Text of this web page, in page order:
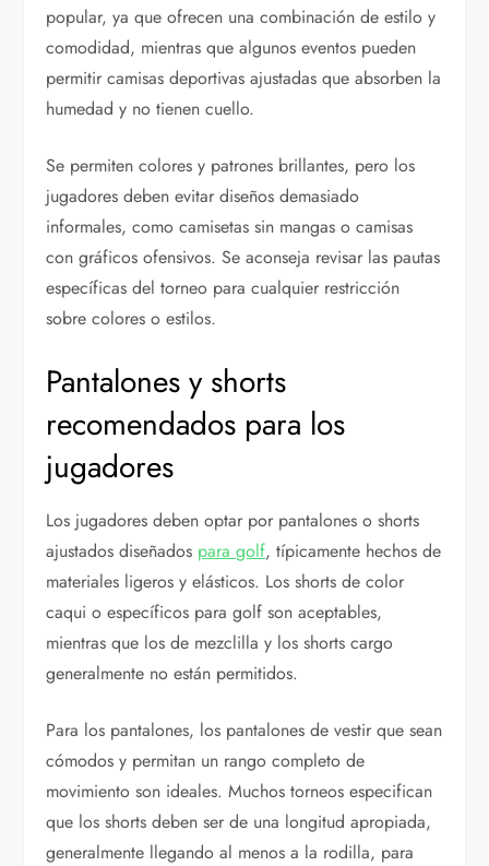
popular, ya que ofrecen una combinación de estilo y
comodidad, mientras que algunos eventos pueden
permitir camisas deportivas ajustadas que absorben la
humedad y no tienen cuello.
Se permiten colores y patrones brillantes, pero los
jugadores deben evitar diseños demasiado
informales, como camisetas sin mangas o camisas
con gráficos ofensivos. Se aconseja revisar las pautas
específicas del torneo para cualquier restricción
sobre colores o estilos.
Pantalones y shorts
recomendados para los
jugadores
Los jugadores deben optar por pantalones o shorts
ajustados diseñados para golf, típicamente hechos de
materiales ligeros y elásticos. Los shorts de color
caqui o específicos para golf son aceptables,
mientras que los de mezclilla y los shorts cargo
generalmente no están permitidos.
Para los pantalones, los pantalones de vestir que sean
cómodos y permitan un rango completo de
movimiento son ideales. Muchos torneos especifican
que los shorts deben ser de una longitud apropiada,
generalmente llegando al menos a la rodilla, para